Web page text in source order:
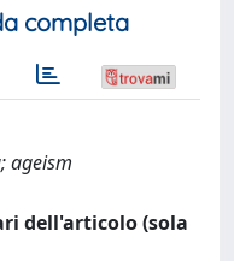
completa
ageism
dell'articolo (sola